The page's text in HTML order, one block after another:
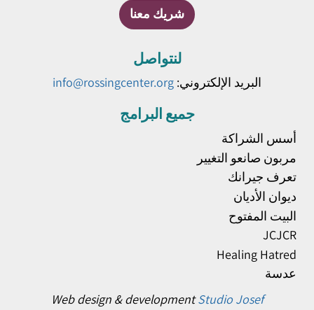
شريك معنا
لنتواصل
البريد الإلكتروني: info@rossingcenter.org
جميع البرامج
أسس الشراكة
مربون صانعو التغيير
تعرف جيرانك
ديوان الأديان
البيت المفتوح
JCJCR
Healing Hatred
عدسة
Web design & developmentStudio Josef